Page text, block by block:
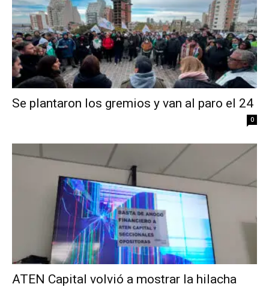
Se plantaron los gremios y van al paro el 24
0
ATEN Capital volvió a mostrar la hilacha